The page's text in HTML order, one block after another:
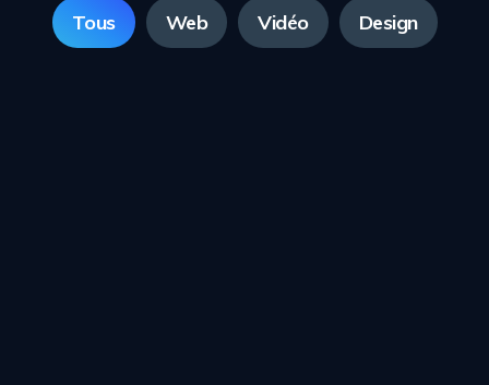
Tous Web Vidéo Design